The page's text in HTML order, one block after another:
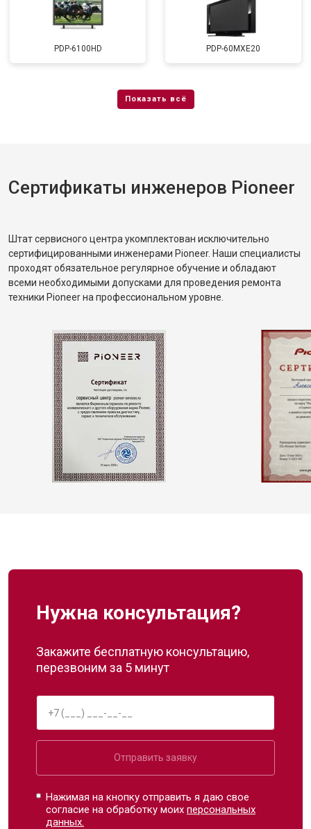
PDP-6100HD PDP-60MXE20
Сертификаты инженеров Pioneer
Штат сервисного центра укомплектован исключительно
сертифицированными инженерами Pioneer. Наши специалисты
проходят обязательное регулярное обучение и обладают
всеми необходимыми допусками для проведения ремонта
техники Pioneer на профессиональном уровне.
Нужна консультация?
Закажите бесплатную консультацию,
перезвоним за 5 минут
Отправить заявку
Нажимая на кнопку отправить я даю свое
согласие на обработку моихперсональных
данных.